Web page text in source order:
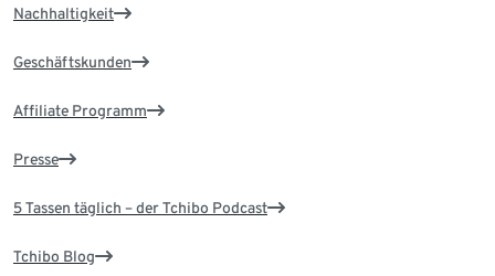
Nachhaltigkeit
Geschäftskunden
Affiliate Programm
Presse
5 Tassen täglich – der Tchibo Podcast
Tchibo Blog